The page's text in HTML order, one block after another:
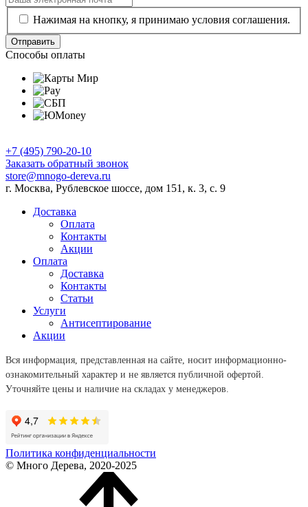
Нажимая на кнопку, я принимаю условия соглашения.
Отправить
Способы оплаты
+7 (495) 790-20-10
Заказать обратный звонок
store@mnogo-dereva.ru
г. Москва, Рублевское шоссе, дом 151, к. 3, с. 9
Доставка
Оплата
Контакты
Акции
Оплата
Доставка
Контакты
Статьи
Услуги
Антисептирование
Акции
Вся информация, представленная на сайте, носит информационно-
ознакомительный характер и не является публичной офертой.
Уточняйте цены и наличие на складах у менеджеров.
Политика конфиденциальности
© Много Дерева, 2020-2025